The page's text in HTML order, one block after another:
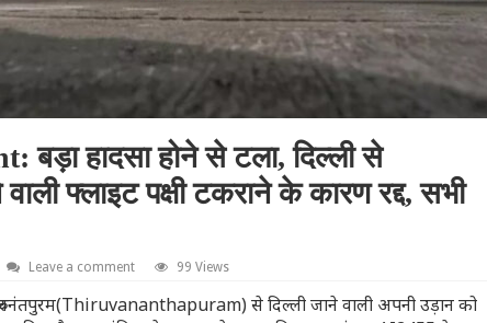
हादसा होने से टला, दिल्ली से
फ्लाइट पक्षी टकराने के कारण रद्द, सभी
Leave a comment 99 Views
से दिल्ली जाने वाली अपनी उड़ान को